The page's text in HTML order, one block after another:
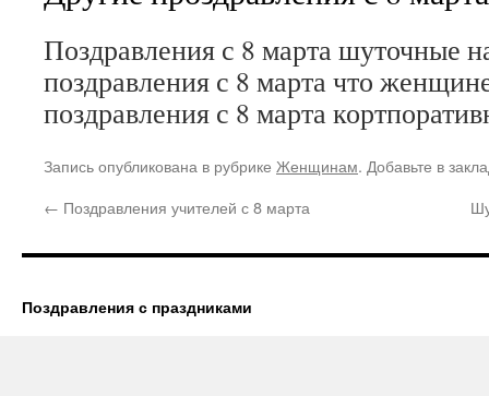
Поздравления с 8 марта шуточные
поздравления с 8 марта что
поздравления с 8 марта
Запись опубликована в рубрике Женщинам. Добавьте в
← Поздравления учителей с 8 марта
Поздравления с праздниками